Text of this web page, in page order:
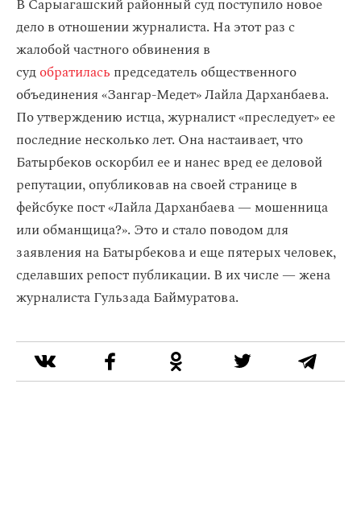
В Сарыагашский районный суд поступило новое
дело в отношении журналиста. На этот раз с
жалобой частного обвинения в
судобратилась председатель общественного
объединения «Зангар-Медет» Лайла Дарханбаева.
По утверждению истца, журналист «преследует» ее
последние несколько лет. Она настаивает, что
Батырбеков оскорбил ее и нанес вред ее деловой
репутации, опубликовав на своей странице в
фейсбуке пост «Лайла Дарханбаева — мошенница
или обманщица?». Это и стало поводом для
заявления на Батырбекова и еще пятерых человек,
сделавших репост публикации. В их числе — жена
журналиста Гульзада Баймуратова.